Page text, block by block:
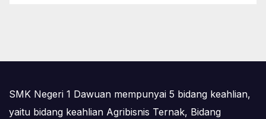
SMK Negeri 1 Dawuan mempunyai 5 bidang keahlian,
yaitu bidang keahlian Agribisnis Ternak, Bidang